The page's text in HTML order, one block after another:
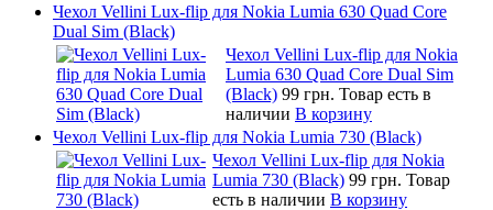
Чехол Vellini Lux-flip для Nokia Lumia 630 Quad Core
Dual Sim (Black)
Чехол Vellini Lux-flip для Nokia
Lumia 630 Quad Core Dual Sim
(Black) 99 грн. Товар есть в
наличии В корзину
Чехол Vellini Lux-flip для Nokia Lumia 730 (Black)
Чехол Vellini Lux-flip для Nokia
Lumia 730 (Black) 99 грн. Товар
есть в наличии В корзину